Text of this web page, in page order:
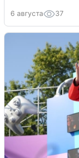
6 августа 37